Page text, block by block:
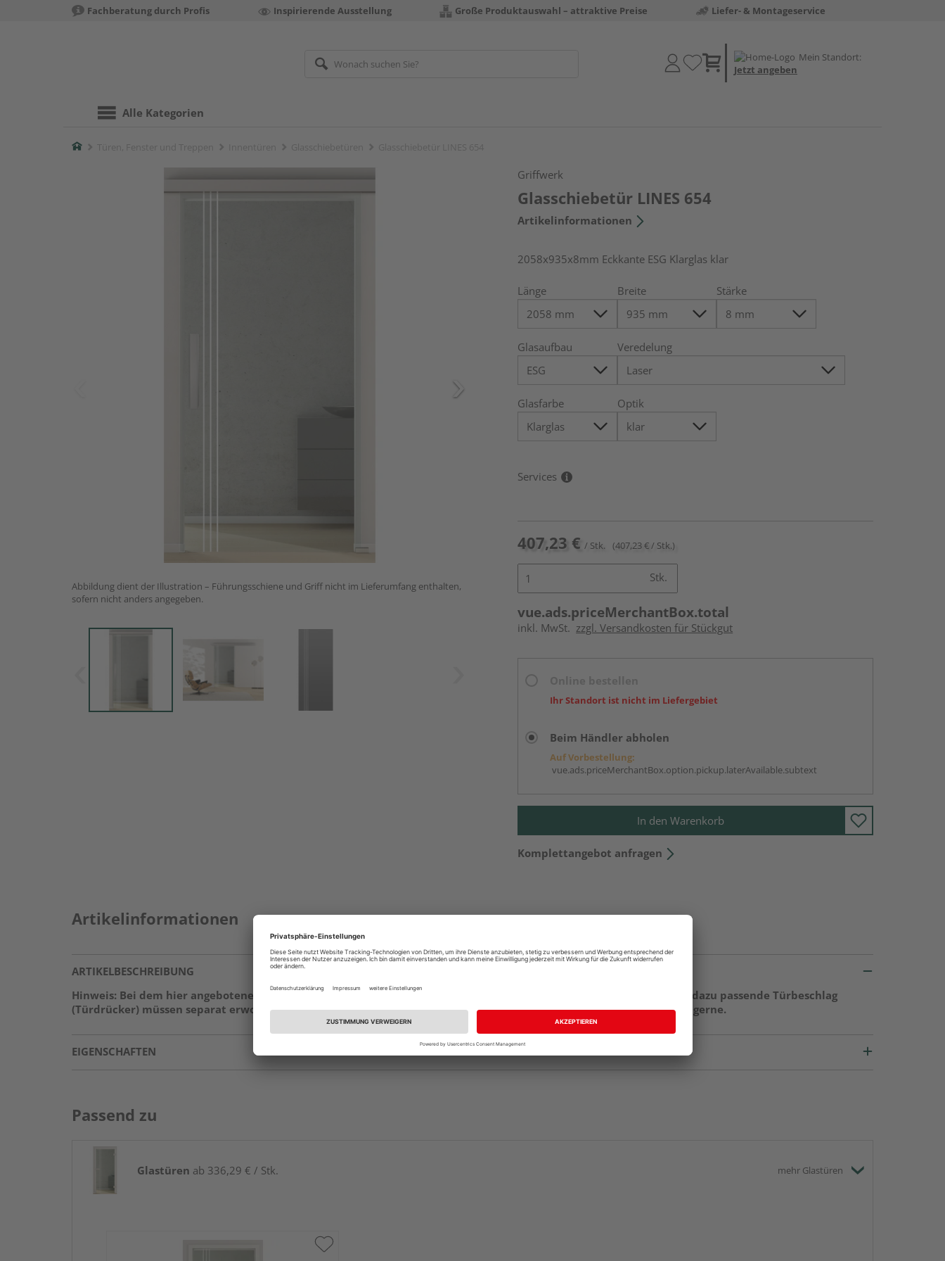
Fachberatung durch Profis Inspirierende Ausstellung Große Produktauswahl – attraktive Preise Liefer- & Montageservice
Mein Standort:
Jetzt angeben
Alle Kategorien
Home
Abbildung dient der Illustration – Führungsschiene und Griff nicht im Lieferumfang enthalten,
sofern nicht anders angegeben.
Griffwerk
Glasschiebetür LINES 654
Artikelinformationen
2058x935x8mm Eckkante ESG Klarglas klar
Länge Breite Stärke
Glasaufbau Veredelung
Glasfarbe Optik
Services
407,23 € / Stk. (407,23 € / Stk.)
Stk.
vue.ads.priceMerchantBox.total
inkl. MwSt. zzgl. Versandkosten für Stückgut
Ihr Standort ist nicht im Liefergebiet
Beim Händler abholen
Auf Vorbestellung:
vue.ads.priceMerchantBox.option.pickup.laterAvailable.subtext
In den Warenkorb
Komplettangebot anfragen
Artikelinformationen
ARTIKELBESCHREIBUNG
Hinweis: Bei dem hier angebotenen Produkt handelt es sich nur um ein Türblatt, die dazu passende Zarge sowie der dazu passende Türbeschlag
(Türdrücker) müssen separat erworben werden, sofern nicht bereits vorhanden. Ihr HolzLand-Fachhändler berät Sie gerne.
EIGENSCHAFTEN
Passend zu
Glastüren ab 336,29 € / Stk. mehr Glastüren